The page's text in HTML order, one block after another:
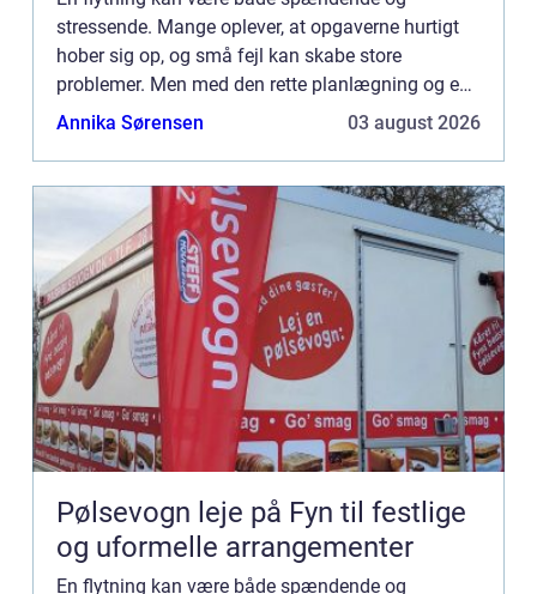
stressende. Mange oplever, at opgaverne hurtigt
hober sig op, og små fejl kan skabe store
problemer. Men med den rette planlægning og en
klar tjekliste kan du gøre flytteproc...
Annika Sørensen 03 august 2026
Pølsevogn leje på Fyn til festlige
og uformelle arrangementer
En flytning kan være både spændende og